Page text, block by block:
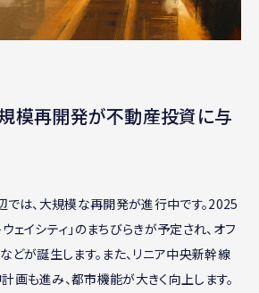
模再開発が不動産投資に与
では、大規模な再開発が進行中です。2025
ェイシティ」のまちびらきが予定され、オフ
どが誕生します。また、リニア中央新幹線
画も進み、都市機能が大きく向上します。